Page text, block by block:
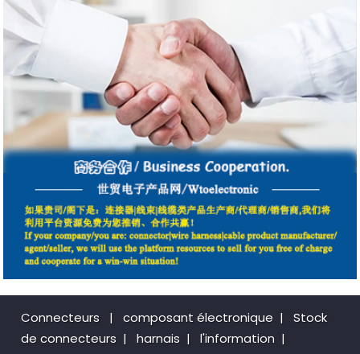
Connecteurs | composant électronique |
Stock
de connecteurs | harnais | l'information |